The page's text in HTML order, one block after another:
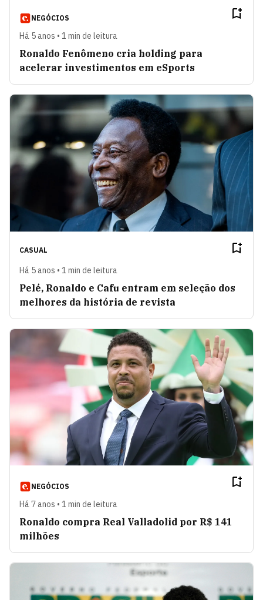
NEGÓCIOS
Há 5 anos • 1 min de leitura
Ronaldo Fenômeno cria holding para
acelerar investimentos em eSports
CASUAL
Há 5 anos • 1 min de leitura
Pelé, Ronaldo e Cafu entram em seleção dos
melhores da história de revista
NEGÓCIOS
Há 7 anos • 1 min de leitura
Ronaldo compra Real Valladolid por R$ 141
milhões